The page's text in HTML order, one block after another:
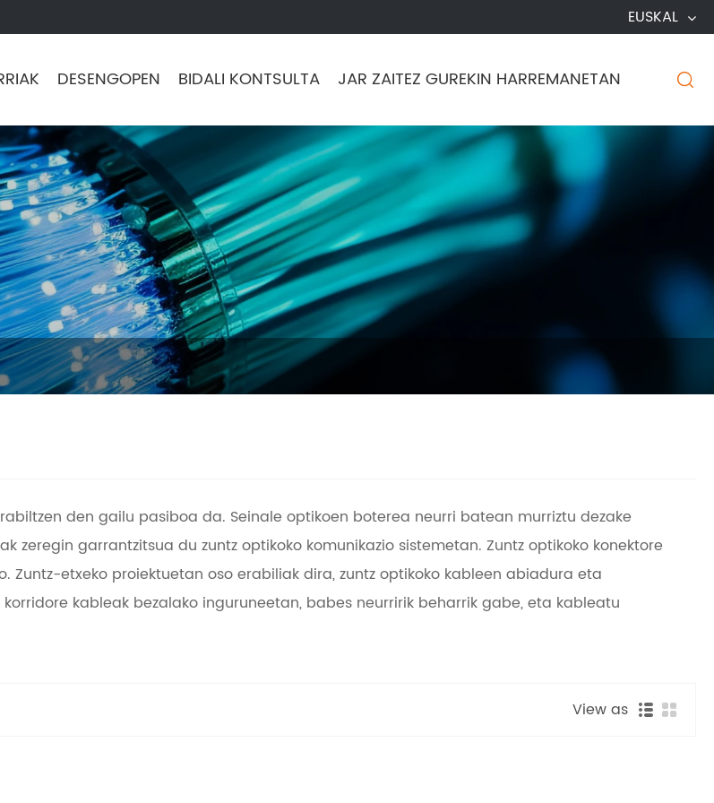
EUSKAL
DESENGOPEN BIDALI KONTSULTA JAR ZAITEZ GUREKIN HARREMANETAN 
den gailu pasiboa da. Seinale optikoen boterea neurri batean murriztu dezake
zeregin garrantzitsua du zuntz optikoko komunikazio sistemetan. Zuntz optikoko konektore
Zuntz-etxeko proiektuetan oso erabiliak dira, zuntz optikoko kableen abiadura eta
kableak bezalako inguruneetan, babes neurririk beharrik gabe, eta kableatu
View as